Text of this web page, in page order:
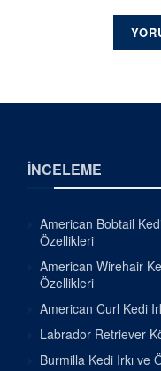
İNCELEME
American Bobtail
Özellikleri
American Wirehair
Özellikleri
American Curl Kedi
Labrador Retriever
Burmilla Kedi Irkı ve